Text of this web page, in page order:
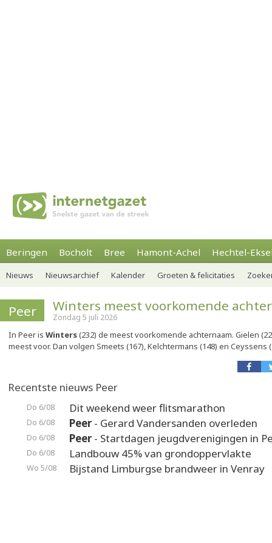
Beringen Bocholt Bree Hamont-Achel Hechtel-
Nieuws Nieuwsarchief Kalender Groeten & felicitaties
Peer Winters meest voorkomende
Zondag 5 juli 2026
In Peer is Winters(232) de meest voorkomende achternaam. Gielen
meest voor. Dan volgen Smeets (167), Kelchtermans (148) en Ceyssens
Recentste nieuws Peer
Do 6/08 Dit weekend weer flitsmarathon
Do 6/08 Peer- Gerard Vandersanden overleden
Do 6/08 Peer- Startdagen jeugdverenigingen in
Do 6/08 Landbouw 45% van grondoppervlakte
Wo 5/08 Bijstand Limburgse brandweer in Venray